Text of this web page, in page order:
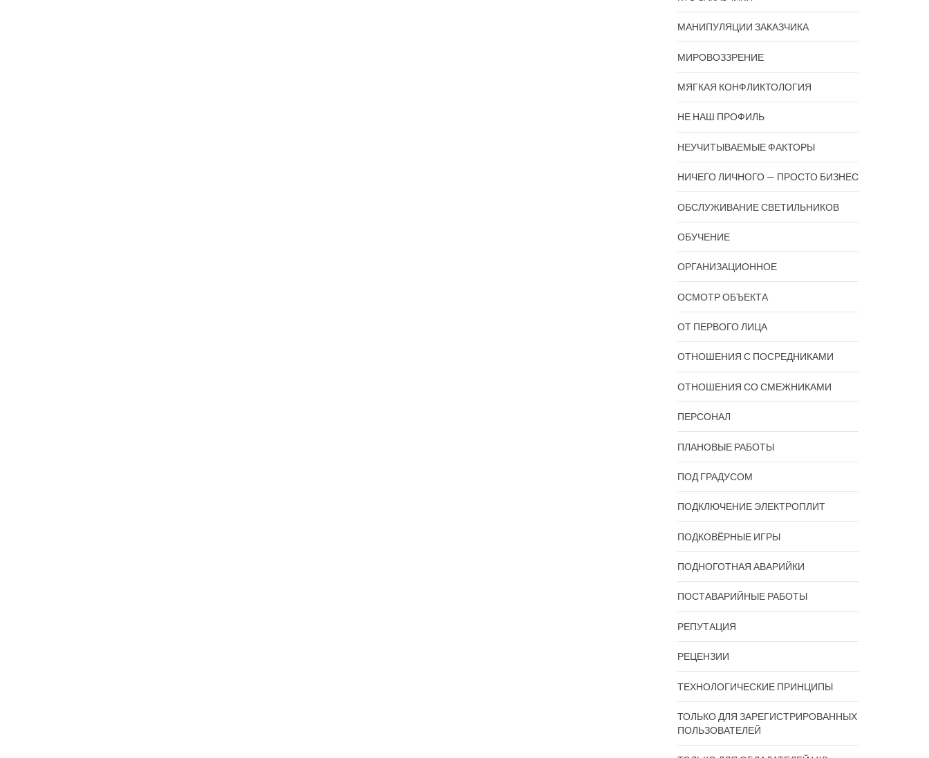
МАНИПУЛЯЦИИ ЗАКАЗЧИКА
МИРОВОЗЗРЕНИЕ
МЯГКАЯ КОНФЛИКТОЛОГИЯ
НЕ НАШ ПРОФИЛЬ
НЕУЧИТЫВАЕМЫЕ ФАКТОРЫ
НИЧЕГО ЛИЧНОГО — ПРОСТО БИЗНЕС
ОБСЛУЖИВАНИЕ СВЕТИЛЬНИКОВ
ОБУЧЕНИЕ
ОРГАНИЗАЦИОННОЕ
ОСМОТР ОБЪЕКТА
ОТ ПЕРВОГО ЛИЦА
ОТНОШЕНИЯ С ПОСРЕДНИКАМИ
ОТНОШЕНИЯ СО СМЕЖНИКАМИ
ПЕРСОНАЛ
ПЛАНОВЫЕ РАБОТЫ
ПОД ГРАДУСОМ
ПОДКЛЮЧЕНИЕ ЭЛЕКТРОПЛИТ
ПОДКОВЁРНЫЕ ИГРЫ
ПОДНОГОТНАЯ АВАРИЙКИ
ПОСТАВАРИЙНЫЕ РАБОТЫ
РЕПУТАЦИЯ
РЕЦЕНЗИИ
ТЕХНОЛОГИЧЕСКИЕ ПРИНЦИПЫ
ТОЛЬКО ДЛЯ ЗАРЕГИСТРИРОВАННЫХ
ПОЛЬЗОВАТЕЛЕЙ